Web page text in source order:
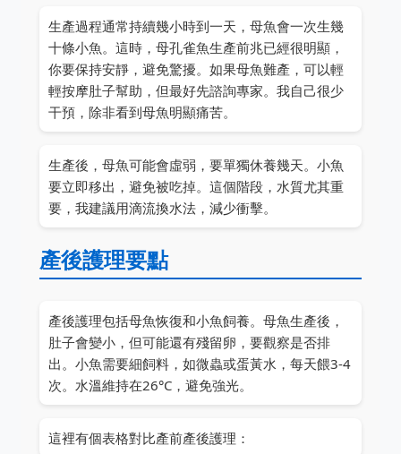
生產過程通常持續幾小時到一天，母魚會一次生幾
十條小魚。這時，母孔雀魚生產前兆已經很明顯，
你要保持安靜，避免驚擾。如果母魚難產，可以輕
輕按摩肚子幫助，但最好先諮詢專家。我自己很少
干預，除非看到母魚明顯痛苦。
生產後，母魚可能會虛弱，要單獨休養幾天。小魚
要立即移出，避免被吃掉。這個階段，水質尤其重
要，我建議用滴流換水法，減少衝擊。
產後護理要點
產後護理包括母魚恢復和小魚飼養。母魚生產後，
肚子會變小，但可能還有殘留卵，要觀察是否排
出。小魚需要細飼料，如微蟲或蛋黃水，每天餵3-4
次。水溫維持在26°C，避免強光。
這裡有個表格對比產前產後護理：